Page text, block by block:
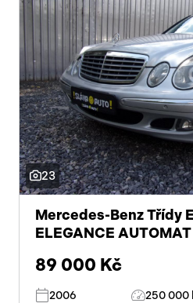
23
Mercedes-Benz Třídy
ELEGANCE AUTOMAT
89 000 Kč
2006 250 000